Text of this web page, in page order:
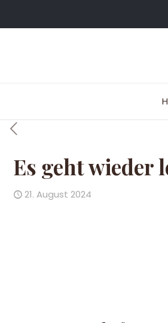
Es geht wieder
21. August 2024